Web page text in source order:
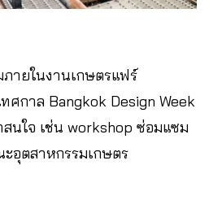
ายในงานเกษตรแฟร์
ศกาล Bangkok Design Week
นใจ เช่น workshop ซ่อมแซม
อุตสาหกรรมเกษตร